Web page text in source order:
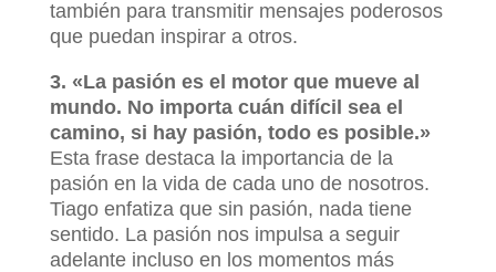
también para transmitir mensajes poderosos
que puedan inspirar a otros.
3. «La pasión es el motor que mueve al
mundo. No importa cuán difícil sea el
camino, si hay pasión, todo es posible.»
Esta frase destaca la importancia de la
pasión en la vida de cada uno de nosotros.
Tiago enfatiza que sin pasión, nada tiene
sentido. La pasión nos impulsa a seguir
adelante incluso en los momentos más